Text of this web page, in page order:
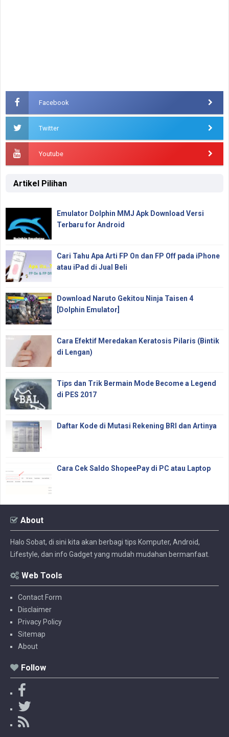
Facebook
Twitter
Youtube
Artikel Pilihan
Emulator Dolphin MMJ Apk Download Versi
Terbaru for Android
Cari Tahu Apa Arti FP On dan FP Off pada iPhone
atau iPad di Jual Beli
Download Naruto Gekitou Ninja Taisen 4
[Dolphin Emulator]
Cara Efektif Meredakan Keratosis Pilaris (Bintik
di Lengan)
Tips dan Trik Bermain Mode Become a Legend
di PES 2017
Daftar Kode di Mutasi Rekening BRI dan Artinya
Cara Cek Saldo ShopeePay di PC atau Laptop
About
Halo Sobat, di sini kita akan berbagi tips Komputer, Android,
Lifestyle, dan info Gadget yang mudah mudahan bermanfaat.
Web Tools
Contact Form
Disclaimer
Privacy Policy
Sitemap
About
Follow
a
c
e